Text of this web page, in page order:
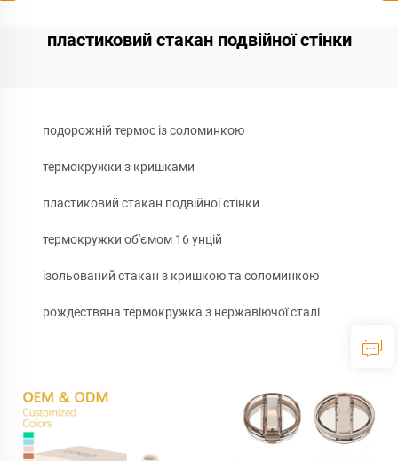
пластиковий стакан подвійної стінки
подорожній термос із соломинкою
термокружки з кришками
пластиковий стакан подвійної стінки
термокружки об'ємом 16 унцій
ізольований стакан з кришкою та соломинкою
рождествяна термокружка з нержавіючої сталі